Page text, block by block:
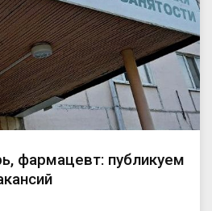
фармацевт: публикуем